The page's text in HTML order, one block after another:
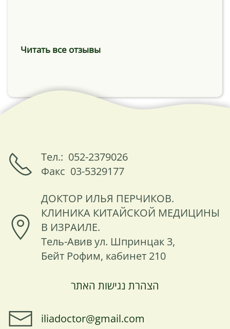
Читать все отзывы
Тел.: 052-2379026
Факс 03-5329177
ДОКТОР ИЛЬЯ ПЕРЧИКОВ.
КЛИНИКА КИТАЙСКОЙ МЕДИЦИНЫ
В ИЗРАИЛЕ.
Тель-Авив ул. Шпринцак 3,
Бейт Рофим, кабинет 210
הצהרת נגישות האתר
iliadoctor@gmail.com